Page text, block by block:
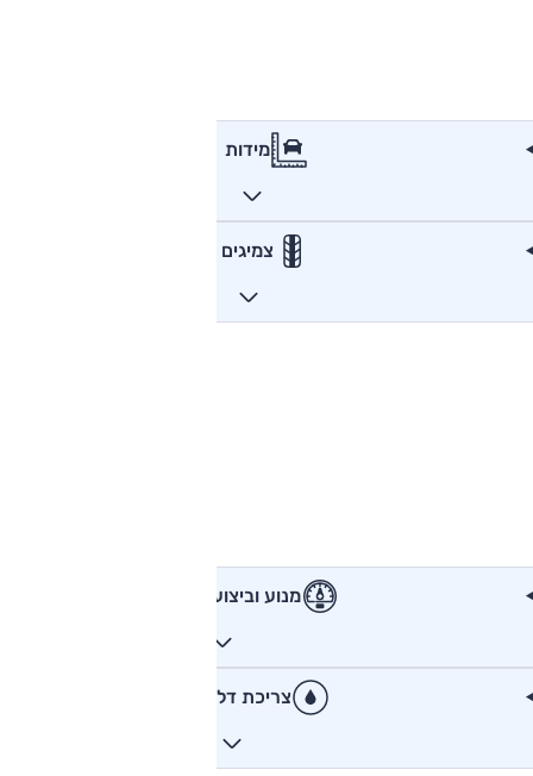
מידות
צמיגים
מנוע וביצועים
צריכת דלק